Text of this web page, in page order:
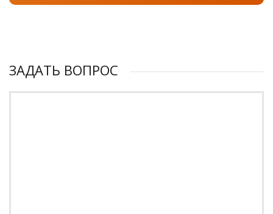
ЗАДАТЬ ВОПРОС